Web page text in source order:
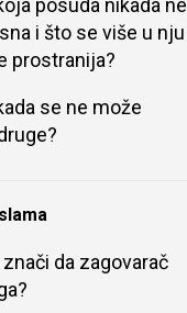
posuda nikada ne
i što se više u nju
prostranija?
se ne može
da zagovarač